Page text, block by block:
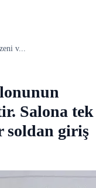
v...
Salona tek
soldan giriş